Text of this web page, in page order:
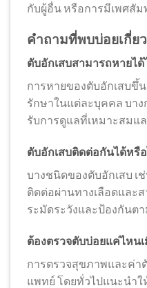
กับผู้อื่น หรือการมีเพศสั
คำถามที่พบบ่อยเกี่ย
ตับอักเสบสามารถหายได้
การหายของตับอักเสบขึ้
รักษาในแต่ละบุคคล บา
รับการดูแลที่เหมาะสมแล
ตับอักเสบติดต่อกันได้หรื
บางชนิดของตับอักเสบ เ
ติดต่อผ่านทางเลือดและ
ระมัดระวังและป้องกันต
ต้องตรวจตับบ่อยแค่ไหน
การตรวจสุขภาพและค่
แพทย์ โดยทั่วไปแนะนำ